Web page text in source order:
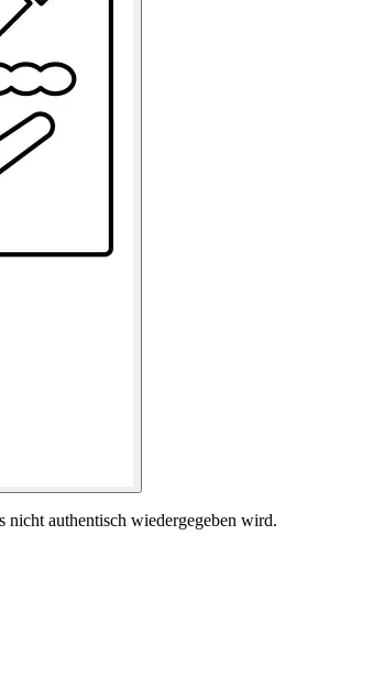
nicht authentisch wiedergegeben wird.